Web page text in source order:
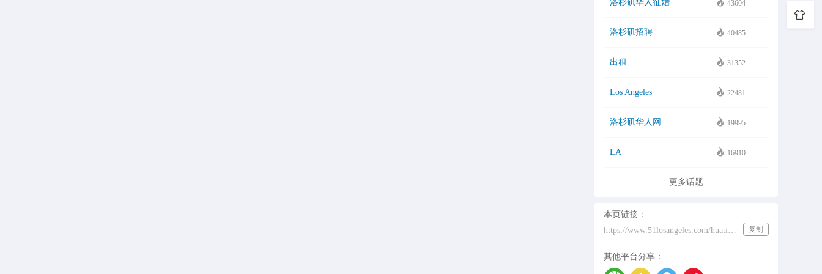
洛杉矶华人征婚 43604
洛杉矶招聘 40485
出租 31352
Los Angeles 22481
洛杉矶华人网 19995
LA 16910
更多话题
本页链接：
https://www.51losangeles.com/huati/%E9%AB%98%E8%96%AA
复制
其他平台分享：